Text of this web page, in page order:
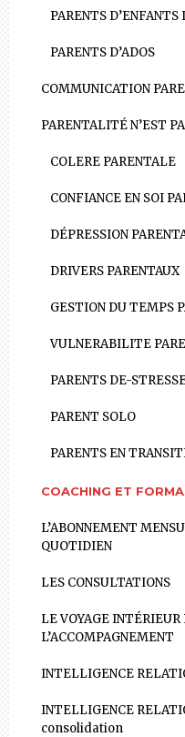
PARENTS D’ENFANTS
PARENTS D’ADOS
COMMUNICATION
PARENTALITÉ N’EST
COLERE PARENTALE
CONFIANCE EN SOI
DÉPRESSION
DRIVERS PARENTAUX
GESTION DU TEMPS
VULNERABILITE
PARENTS DE-
PARENT SOLO
PARENTS EN
COACHING ET
L’ABONNEMENT
QUOTIDIEN
LES CONSULTATIONS
LE VOYAGE INTÉRIEUR
L’ACCOMPAGNEMENT
INTELLIGENCE
INTELLIGENCE
consolidation